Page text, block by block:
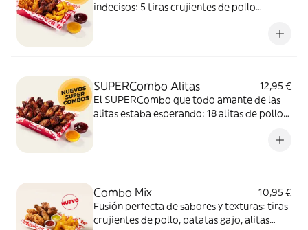
indecisos: 5 tiras crujientes de pollo
acompañadas con salsa barbacoa y miel y
SUPERCombo Alitas
12,95 €
El SUPERCombo que todo amante de las
alitas estaba esperando: 18 alitas de pollo
Combo Mix
10,95 €
Fusión perfecta de sabores y texturas: tiras
crujientes de pollo, patatas gajo, alitas